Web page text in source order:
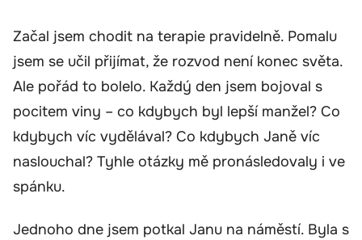
Začal jsem chodit na terapie pravidelně. Pomalu
jsem se učil přijímat, že rozvod není konec světa.
Ale pořád to bolelo. Každý den jsem bojoval s
pocitem viny – co kdybych byl lepší manžel? Co
kdybych víc vydělával? Co kdybych Janě víc
naslouchal? Tyhle otázky mě pronásledovaly i ve
spánku.
Jednoho dne jsem potkal Janu na náměstí. Byla s